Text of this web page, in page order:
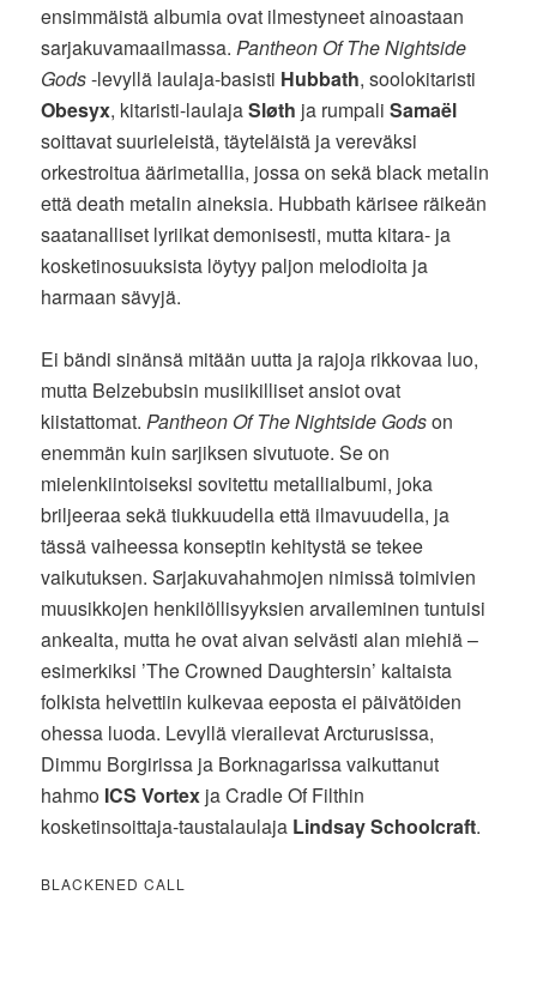
ensimmäistä albumia ovat ilmestyneet ainoastaan
sarjakuvamaailmassa. Pantheon Of The Nightside
Gods-levyllä laulaja-basisti Hubbath, soolokitaristi
Obesyx, kitaristi-laulajaSløth ja rumpaliSamaël
soittavat suurieleistä, täyteläistä ja vereväksi
orkestroitua äärimetallia, jossa on sekä black metalin
että death metalin aineksia. Hubbath kärisee räikeän
saatanalliset lyriikat demonisesti, mutta kitara- ja
kosketinosuuksista löytyy paljon melodioita ja
harmaan sävyjä.
Ei bändi sinänsä mitään uutta ja rajoja rikkovaa luo,
mutta Belzebubsin musiikilliset ansiot ovat
kiistattomat. Pantheon Of The Nightside Godson
enemmän kuin sarjiksen sivutuote. Se on
mielenkiintoiseksi sovitettu metallialbumi, joka
briljeeraa sekä tiukkuudella että ilmavuudella, ja
tässä vaiheessa konseptin kehitystä se tekee
vaikutuksen. Sarjakuvahahmojen nimissä toimivien
muusikkojen henkilöllisyyksien arvaileminen tuntuisi
ankealta, mutta he ovat aivan selvästi alan miehiä –
esimerkiksi ’The Crowned Daughtersin’ kaltaista
folkista helvettiin kulkevaa eeposta ei päivätöiden
ohessa luoda. Levyllä vierailevat Arcturusissa,
Dimmu Borgirissa ja Borknagarissa vaikuttanut
hahmo ICS Vortex ja Cradle Of Filthin
kosketinsoittaja-taustalaulaja Lindsay Schoolcraft.
BLACKENED CALL